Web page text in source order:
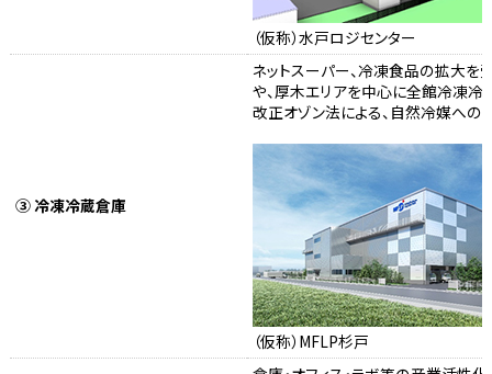
（仮称）水戸ロジセンター
③ 冷凍冷蔵倉庫
ネットスーパー、冷凍食品の拡大を
や、厚木エリアを中心に全館冷凍冷
改正オゾン法による、自然冷媒への
（仮称）MFLP杉戸